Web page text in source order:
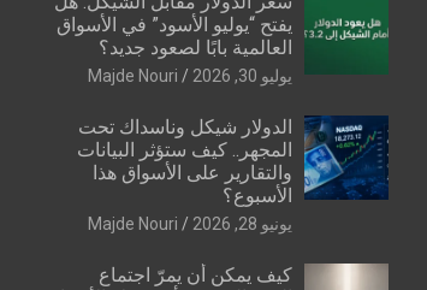
يفتح “يوليو الأسود” في الأسواق
العالمية بابًا لصعود جديد؟
يوليو 30, 2026 Majde Nouri
الدولار شيكل وناسداك تحت
المجهر.. كيف ستؤثر البيانات
والتقارير على الأسواق هذا
الأسبوع؟
يونيو 28, 2026 Majde Nouri
كيف يمكن أن يمرّ اجتماع